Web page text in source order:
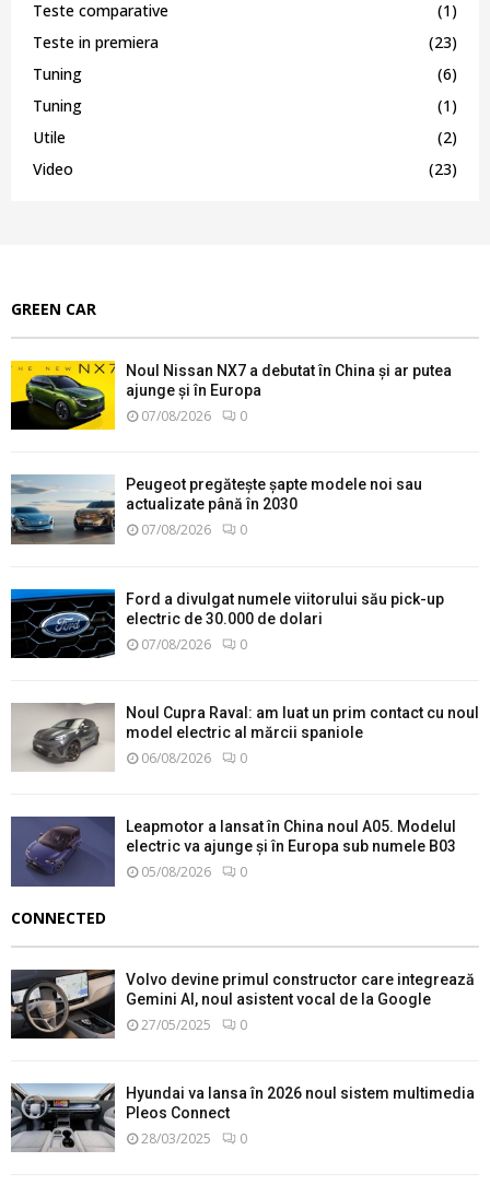
Teste comparative
(1)
Teste in premiera
(23)
Tuning
(6)
Tuning
(1)
Utile
(2)
Video
(23)
GREEN CAR
Noul Nissan NX7 a debutat în China și ar putea
ajunge și în Europa
07/08/2026 0
Peugeot pregătește șapte modele noi sau
actualizate până în 2030
07/08/2026 0
Ford a divulgat numele viitorului său pick-up
electric de 30.000 de dolari
07/08/2026 0
Noul Cupra Raval: am luat un prim contact cu noul
model electric al mărcii spaniole
06/08/2026 0
Leapmotor a lansat în China noul A05. Modelul
electric va ajunge și în Europa sub numele B03
05/08/2026 0
CONNECTED
Volvo devine primul constructor care integrează
Gemini AI, noul asistent vocal de la Google
27/05/2025 0
Hyundai va lansa în 2026 noul sistem multimedia
Pleos Connect
28/03/2025 0